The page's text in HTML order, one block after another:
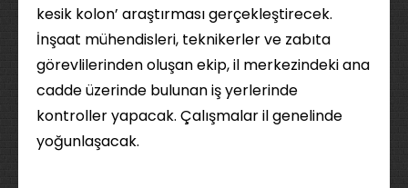
kesik kolon’ araştırması gerçekleştirecek.
İnşaat mühendisleri, teknikerler ve zabıta
görevlilerinden oluşan ekip, il merkezindeki ana
cadde üzerinde bulunan iş yerlerinde
kontroller yapacak. Çalışmalar il genelinde
yoğunlaşacak.